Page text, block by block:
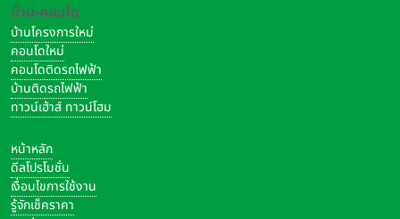
บ้าน-คอนโด
บ้านโครงการใหม่
คอนโดใหม่
คอนโดติดรถไฟฟ้า
บ้านติดรถไฟฟ้า
ทาวน์เฮ้าส์ ทาวน์โฮม
หน้าหลัก
ดีลโปรโมชั่น
เงื่อนไขการใช้งาน
รู้จักเช็คราคา